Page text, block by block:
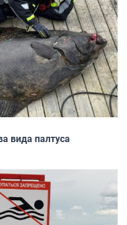
вида палтуса